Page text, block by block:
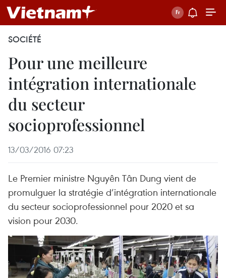
SOCIÉTÉ
Pour une meilleure
intégration internationale
du secteur
socioprofessionnel
13/03/2016 07:23
Le Premier ministre Nguyên Tân Dung vient de
promulguer la stratégie d’intégration internationale
du secteur socioprofessionnel pour 2020 et sa
vision pour 2030.